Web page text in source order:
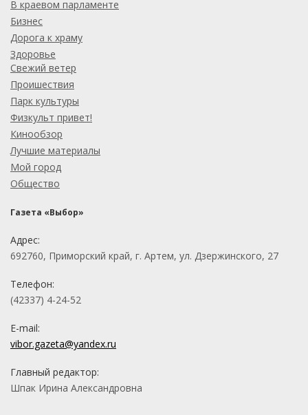
В краевом парламенте
Бизнес
Дорога к храму
Здоровье
Свежий ветер
Проишествия
Парк культуры
Физкульт привет!
Кинообзор
Лучшие материалы
Мой город
Общество
Газета «Выбор»
Адрес:
692760, Приморский край, г. Артем, ул. Дзержинского, 27
Телефон:
(42337) 4-24-52
E-mail:
vibor.gazeta@yandex.ru
Главный редактор:
Шпак Ирина Александровна